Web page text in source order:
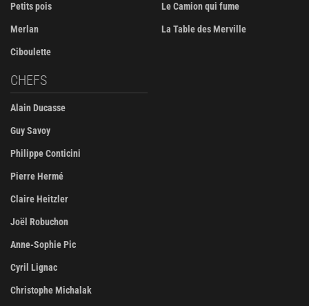
Petits pois
Merlan
Ciboulette
Le Camion qui fume
La Table des Merville
CHEFS
Alain Ducasse
Guy Savoy
Philippe Conticini
Pierre Hermé
Claire Heitzler
Joël Robuchon
Anne-Sophie Pic
Cyril Lignac
Christophe Michalak